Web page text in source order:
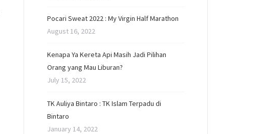
Pocari Sweat 2022 : My Virgin Half Marathon
August 16, 2022
Kenapa Ya Kereta Api Masih Jadi Pilihan
Orang yang Mau Liburan?
July 15, 2022
TK Auliya Bintaro : TK Islam Terpadu di
Bintaro
January 14, 2022